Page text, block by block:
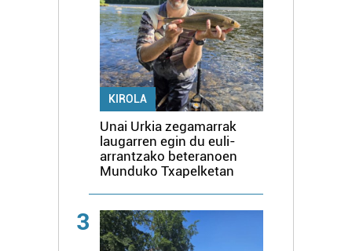
KIROLA
Unai Urkia zegamarrak
laugarren egin du euli-
arrantzako beteranoen
Munduko Txapelketan
3